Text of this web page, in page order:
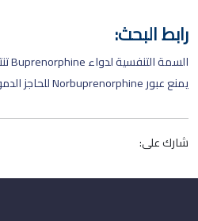
رابط البحث:
يمنع عبور Norbuprenorphine للحاجز الدموي الدماغي عند الفئران
شارك على: